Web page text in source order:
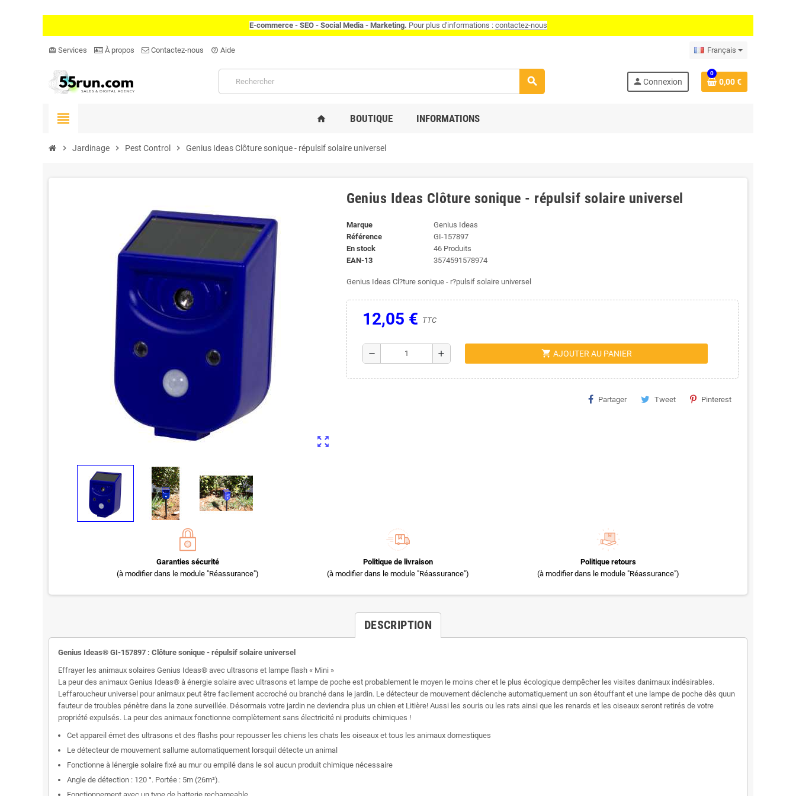
E-commerce - SEO - Social Media - Marketing. Pour plus d'informations : contactez-nous
card_giftcard Services À propos Contactez-nous help_outline Aide Français
search person Connexion
0
0,00 €
view_headline home BOUTIQUE INFORMATIONS
chevron_right Jardinage chevron_right Pest Control chevron_right Genius Ideas Clôture sonique - répulsif solaire universel
zoom_out_map
Genius Ideas Clôture sonique - répulsif solaire universel
Marque
Genius Ideas
Référence
GI-157897
En stock
46 Produits
EAN-13
3574591578974
Genius Ideas Cl?ture sonique - r?pulsif solaire universel
12,05 € TTC
remove add shopping_cart AJOUTER AU PANIER
Partager Tweet Pinterest
Garanties sécurité
(à modifier dans le module "Réassurance")
Politique de livraison
(à modifier dans le module "Réassurance")
Politique retours
(à modifier dans le module "Réassurance")
DESCRIPTION
Genius Ideas® GI-157897 : Clôture sonique - répulsif solaire universel
Effrayer les animaux solaires Genius Ideas® avec ultrasons et lampe flash « Mini »
La peur des animaux Genius Ideas® à énergie solaire avec ultrasons et lampe de poche est probablement le moyen le moins cher et le plus écologique dempêcher les visites danimaux indésirables.
Leffaroucheur universel pour animaux peut être facilement accroché ou branché dans le jardin. Le détecteur de mouvement déclenche automatiquement un son étouffant et une lampe de poche dès quun
fauteur de troubles pénètre dans la zone surveillée. Désormais votre jardin ne deviendra plus un chien et Litière! Aussi les souris ou les rats ainsi que les renards et les oiseaux seront retirés de votre
propriété expulsés. La peur des animaux fonctionne complètement sans électricité ni produits chimiques !
Cet appareil émet des ultrasons et des flashs pour repousser les chiens les chats les oiseaux et tous les animaux domestiques
Le détecteur de mouvement sallume automatiquement lorsquil détecte un animal
Fonctionne à lénergie solaire fixé au mur ou empilé dans le sol aucun produit chimique nécessaire
Angle de détection : 120 °. Portée : 5m (26m²).